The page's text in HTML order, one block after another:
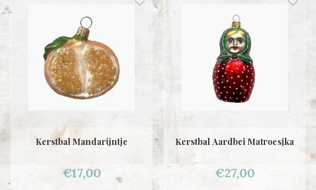
Kerstbal Mandarijntje
€17,00
Kerstbal Aardbei Matroesjka
€27,00